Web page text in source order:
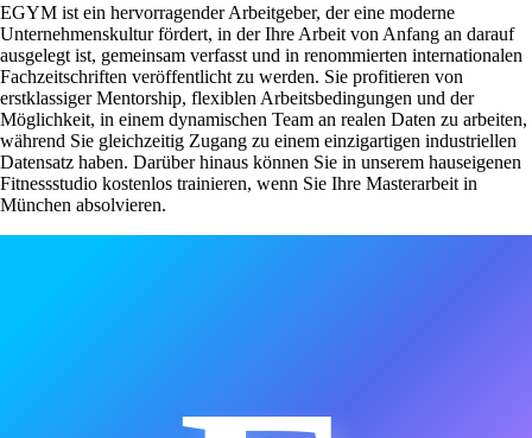
EGYM ist ein hervorragender Arbeitgeber, der eine moderne
Unternehmenskultur fördert, in der Ihre Arbeit von Anfang an darauf
ausgelegt ist, gemeinsam verfasst und in renommierten internationalen
Fachzeitschriften veröffentlicht zu werden. Sie profitieren von
erstklassiger Mentorship, flexiblen Arbeitsbedingungen und der
Möglichkeit, in einem dynamischen Team an realen Daten zu arbeiten,
während Sie gleichzeitig Zugang zu einem einzigartigen industriellen
Datensatz haben. Darüber hinaus können Sie in unserem hauseigenen
Fitnessstudio kostenlos trainieren, wenn Sie Ihre Masterarbeit in
München absolvieren.